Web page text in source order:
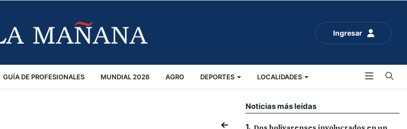
Ingresar
GUÍA DE PROFESIONALES MUNDIAL 2026 AGRO DEPORTES LOCALIDADES
Noticias más leídas
1. Dos bolivarenses involucrados en un